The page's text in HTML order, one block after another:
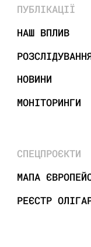
ПУБЛІКАЦІЇ
НАШ ВПЛИВ
НОВИНИ
МОНІТОРИНГИ
СПЕЦПРОЄКТИ
МАПА
РЕЄСТР